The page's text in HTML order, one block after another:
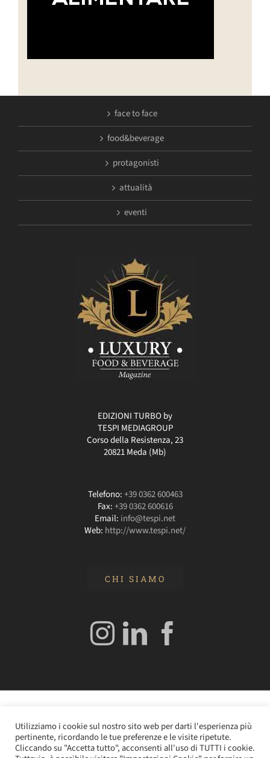
face to face
food&beverage
protagonisti
attualità
eventi
EDIZIONI TURBO by
TESPI MEDIAGROUP
Corso della Resistenza, 23
20821 Meda (Mb)
Telefono:+39 0362 600463
Fax:+39 0362 600616
Email: info@tespi.net
Web: http://www.tespi.net/
CHI SIAMO
Angelo Frigerio -Cookie Policy–Privacy Policy- P.IVA
0362610964
Utilizziamo i cookie sul nostro sito web per darti l'esperienza più
pertinente, ricordando le tue preferenze e le visite ripetute.
Cliccando su "Accetta tutto", acconsenti all'uso di TUTTI i cookie.